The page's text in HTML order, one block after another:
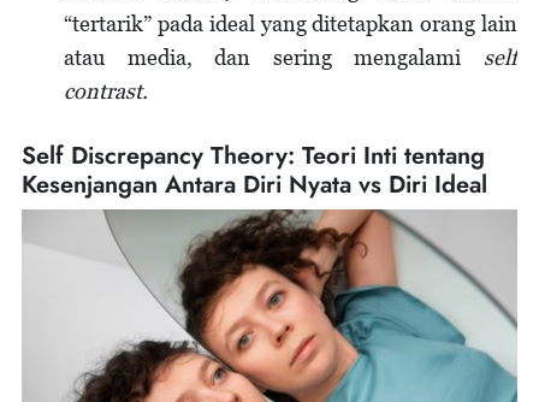
“tertarik” pada ideal yang ditetapkan orang lain
atau media, dan sering mengalami self
contrast.
Self Discrepancy Theory: Teori Inti tentang
Kesenjangan Antara Diri Nyata vs Diri Ideal